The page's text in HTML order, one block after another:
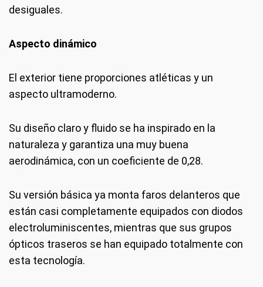
desiguales.
Aspecto dinámico
El exterior tiene proporciones atléticas y un
aspecto ultramoderno.
Su diseño claro y fluido se ha inspirado en la
naturaleza y garantiza una muy buena
aerodinámica, con un coeficiente de 0,28.
Su versión básica ya monta faros delanteros que
están casi completamente equipados con diodos
electroluminiscentes, mientras que sus grupos
ópticos traseros se han equipado totalmente con
esta tecnología.